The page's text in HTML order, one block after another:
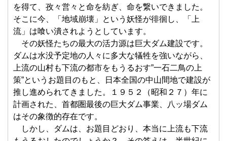
を得て、孜々営々と命を紡ぎ、命を繋いできました。
そこに今、「地域崩壊」という妖怪が徘徊し、「上
流」は喰い潰されようとしています。
その妖怪たちの最大の活力源は巨大ダム建設です。
ダムは水没予定地の人々に多大な犠牲を強いながら、
上流の山村も下流の都市をもうるおす”一石二鳥の上
策”というお題目のもと、日本全国の中山間地で建設が
推し進められてきました。１９５２（昭和２７）年に
計画された、首都圏最後の巨大ダム事業、八ッ場ダム
はその象徴的存在です。
しかし、ダムは、お題目どおり、本当に上流も下流